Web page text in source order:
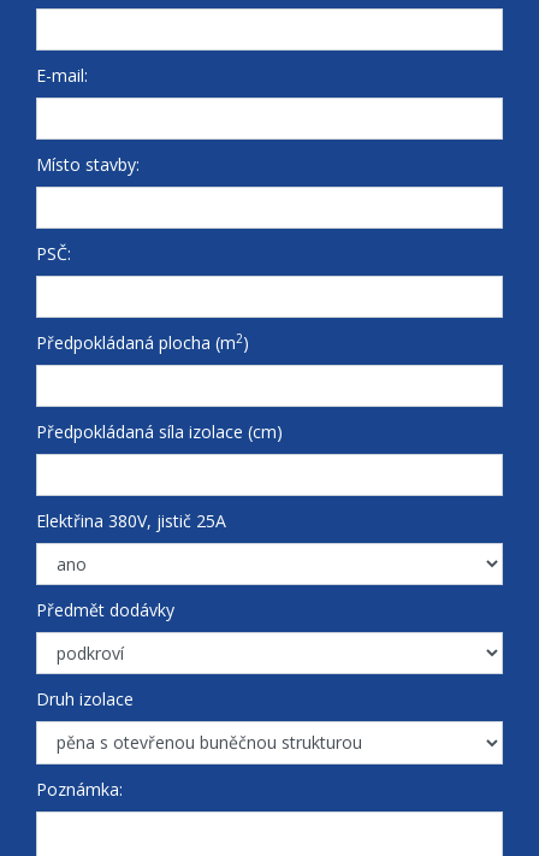
E-mail:
Místo stavby:
PSČ:
Předpokládaná plocha (m2)
Předpokládaná síla izolace (cm)
Elektřina 380V, jistič 25A
Předmět dodávky
Druh izolace
Poznámka: